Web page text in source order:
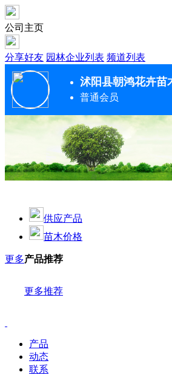
公司主页
分享好友 园林企业列表 频道列表
沭阳县朝鸿花卉苗
普通会员
供应产品
苗木价格
更多产品推荐
更多推荐
产品
动态
联系